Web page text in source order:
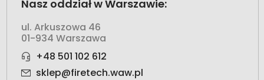
Nasz oddział w Warszawie:
ul. Arkuszowa 46
01-934 Warszawa
+48 501 102 612
sklep@firetech.waw.pl